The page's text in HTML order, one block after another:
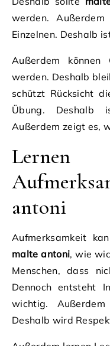
werden.
Einzelnen. Deshalb
Außerdem können
werden. Deshalb
schützt Rücksicht
Übung. Deshalb
Außerdem zeigt es,
antoni
Aufmerksamkeit
malte antoni, wie
Menschen, dass
Dennoch entsteht
wichtig.
Deshalb wird